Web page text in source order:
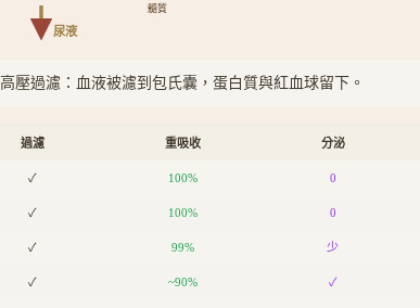
髓質
尿液
高壓過濾：血液被濾到包氏囊，蛋白質與紅血球留下。
過濾 重吸收 分泌
✓ 100% 0
✓ 100% 0
✓ 99% 少
✓ ~90% ✓